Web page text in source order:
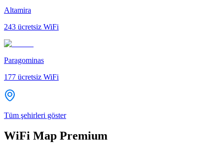
Altamira
243 ücretsiz WiFi
Paragominas
177 ücretsiz WiFi
Tüm şehirleri göster
WiFi Map Premium